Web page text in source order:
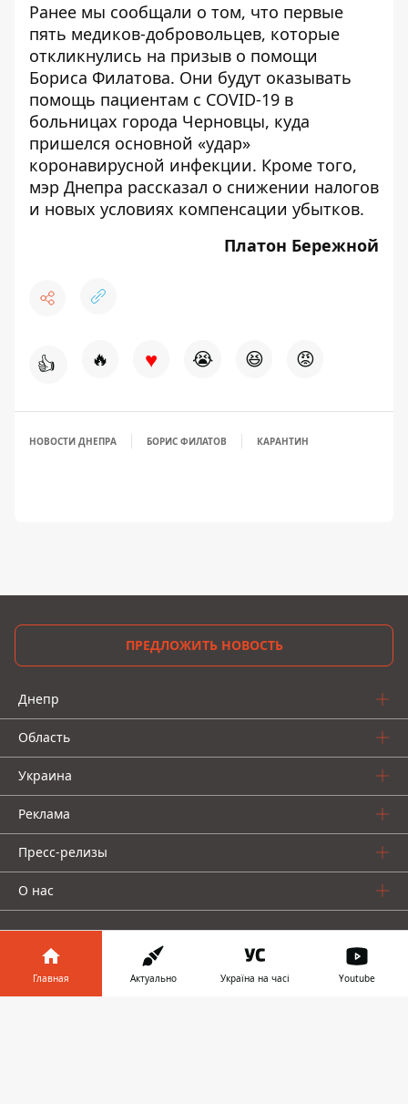
Ранее мы сообщали о том, что первые
пять медиков-добровольцев, которые
откликнулись на призыв о помощи
Бориса Филатова. Они будут оказывать
помощь пациентам с COVID-19 в
больницах города Черновцы, куда
пришелся основной «удар»
коронавирусной инфекции. Кроме того,
мэр Днепра рассказал о снижении налогов
и новых условиях компенсации убытков.
Платон Бережной
👍 🔥 ♥ 😭 😆 😡
НОВОСТИ ДНЕПРА БОРИС ФИЛАТОВ КАРАНТИН
ПРЕДЛОЖИТЬ НОВОСТЬ
Днепр
Область
Украина
Реклама
Пресс-релизы
О нас
Главная Актуально Україна на часі Youtube